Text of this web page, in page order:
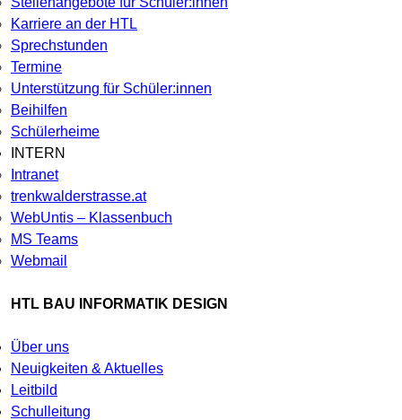
Karriere an der HTL
Sprechstunden
Termine
Unterstützung für Schüler:innen
Beihilfen
Schülerheime
INTERN
Intranet
trenkwalderstrasse.at
WebUntis – Klassenbuch
MS Teams
Webmail
HTL BAU INFORMATIK DESIGN
Über uns
Neuigkeiten & Aktuelles
Leitbild
Schulleitung